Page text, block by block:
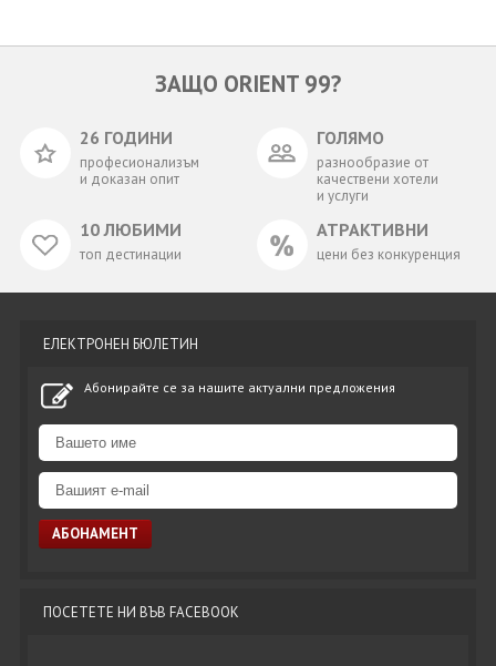
ЗАЩО ORIENT 99?
26 ГОДИНИ
професионализъм
и доказан опит
ГОЛЯМО
разнообразие от
качествени хотели
и услуги
10 ЛЮБИМИ
топ дестинации
АТРАКТИВНИ
цени без конкуренция
ЕЛЕКТРОНЕН БЮЛЕТИН
Абонирайте се за нашите актуални предложения
ПОСЕТЕТЕ НИ ВЪВ FACEBOOK